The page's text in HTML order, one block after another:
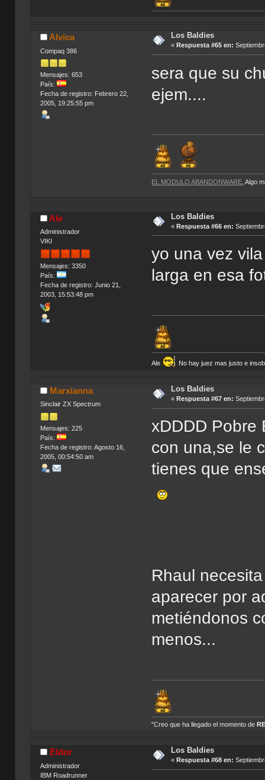
Alvica
Compaq 386
Mensajes: 653
País:
Fecha de registro: Febrero 22,
2005, 19:25:55 pm
Los Baldies
« Respuesta #65 en:
sera que su
ejem....
EL MODULO ABANDONWARE , Algo
Ale
Administrador
VIKI
Mensajes: 3350
País:
Fecha de registro: Junio 21,
2003, 15:53:48 pm
Los Baldies
« Respuesta #66 en:
yo una vez
larga en esa
Ale No hay juez mas justo e
Marxianna
Sinclair ZX Spectrum
Mensajes: 225
País:
Fecha de registro: Agosto 16,
2005, 00:54:50 am
Los Baldies
« Respuesta #67 en:
xDDDD Pobre
con una,se le
tienes que
Rhaul
aparecer por
metiéndonos
menos...
"Creo que ha llegado el momento de
Eldor
Administrador
IBM Roadrunner
Los Baldies
« Respuesta #68 en: